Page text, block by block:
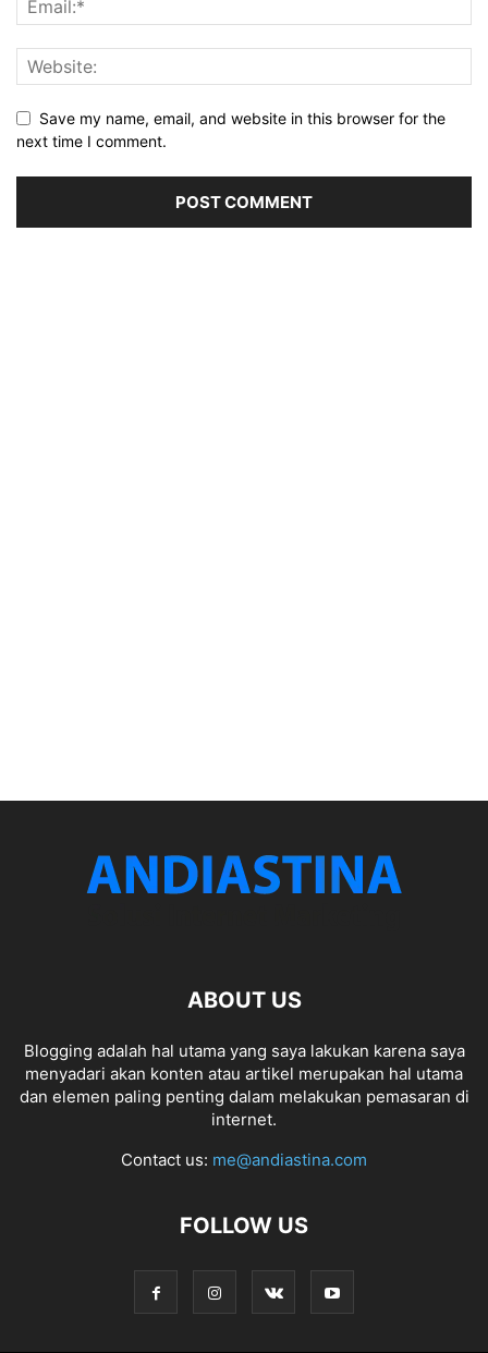
Save my name, email, and website in this browser for the
next time I comment.
ABOUT US
Blogging adalah hal utama yang saya lakukan karena saya
menyadari akan konten atau artikel merupakan hal utama
dan elemen paling penting dalam melakukan pemasaran di
internet.
Contact us: me@andiastina.com
FOLLOW US